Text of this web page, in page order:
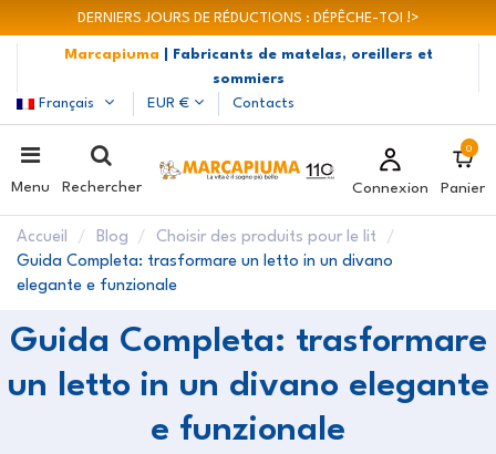
DERNIERS JOURS DE RÉDUCTIONS : DÉPÊCHE-TOI !>
Marcapiuma
| Fabricants de matelas, oreillers et
sommiers
Français
EUR € Contacts
Menu Rechercher Connexion
0
Panier
Accueil Blog
Choisir des produits pour le lit
Guida Completa: trasformare un letto in un divano
elegante e funzionale
Guida Completa: trasformare
un letto in un divano elegante
e funzionale